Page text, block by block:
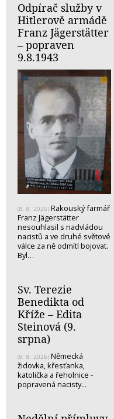
Odpírač služby v
Hitlerově armádě
Franz Jägerstätter
– popraven
9.8.1943
(8. 8. 2026) Rakouský farmář
Franz Jägerstätter
nesouhlasil s nadvládou
nacistů a ve druhé světové
válce za ně odmítl bojovat.
Byl…
Sv. Terezie
Benedikta od
Kříže – Edita
Steinová (9.
srpna)
(8. 8. 2026) Německá
židovka, křesťanka,
katolička a řeholnice -
popravená nacisty...